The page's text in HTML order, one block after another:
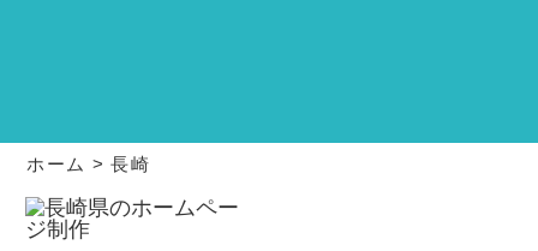
ホーム >長崎